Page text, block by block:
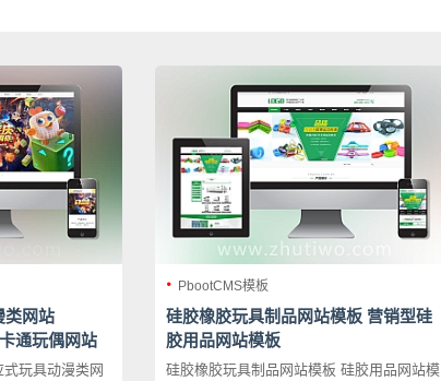
类网站
通玩偶网站
玩具动漫类网
PbootCMS模板
硅胶橡胶玩具制品网站模板 营销型硅
胶用品网站模板
硅胶橡胶玩具制品网站模板 硅胶用品网站模